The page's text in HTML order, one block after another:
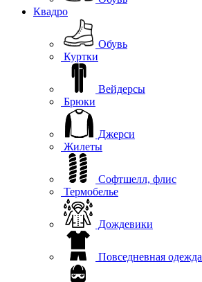
Квадро
Обувь
Куртки
Вейдерсы
Брюки
Джерси
Жилеты
Софтшелл, флис
Термобелье
Дождевики
Повседневная одежда